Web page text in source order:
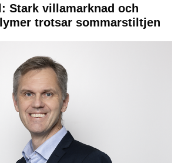
Stark villamarknad och
trotsar sommarstiltjen